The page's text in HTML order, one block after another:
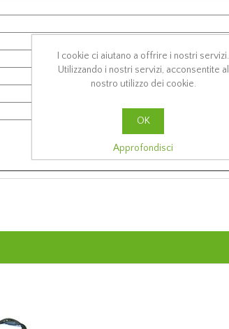
I cookie ci aiutano a offrire i nostri servizi.
Utilizzando i nostri servizi, acconsentite al
nostro utilizzo dei cookie.
OK
Approfondisci